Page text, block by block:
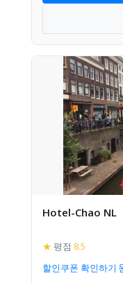
Hotel-Chao NL
★ 평점 8.5
할인쿠폰 확인하기